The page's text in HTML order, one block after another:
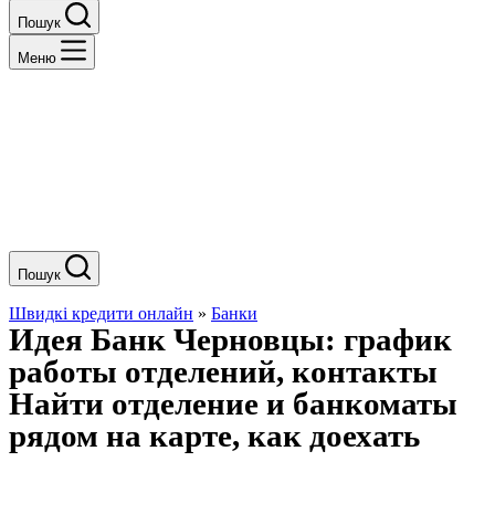
Пошук
Меню
Пошук
Швидкі кредити онлайн » Банки
Идея Банк Черновцы: график
работы отделений, контакты
Найти отделение и банкоматы
рядом на карте, как доехать